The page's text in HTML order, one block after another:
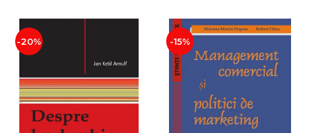
-20% -15%